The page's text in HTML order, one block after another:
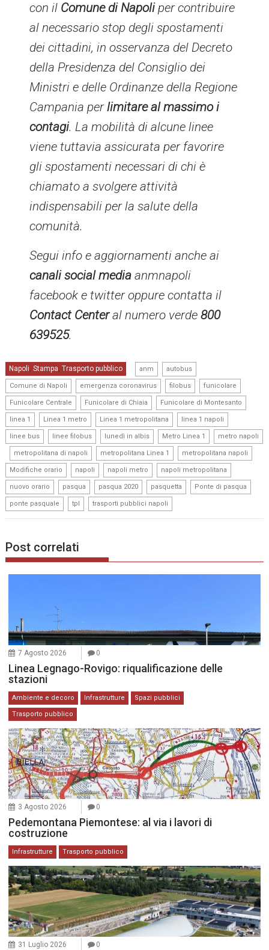
con il Comune di Napoliper contribuire
al necessario stop degli spostamenti
dei cittadini, in osservanza del Decreto
della Presidenza del Consiglio dei
Ministri e delle Ordinanze della Regione
Campania perlimitare al massimo i
contagi. La mobilità di alcune linee
viene tuttavia assicurata per favorire
gli spostamenti necessari di chi è
chiamato a svolgere attività
indispensabili per la salute della
comunità.
Segui info e aggiornamenti anche ai
canali social media anmnapoli
facebook e twitter oppure contatta il
Contact Centeral numero verde800
639525.
Napoli,Stampa, Trasporto pubblico anm autobus
Comune di Napoli emergenza coronavirus filobus funicolare
Funicolare Centrale Funicolare di Chiaia Funicolare di Montesanto
linea 1 Linea 1 metro Linea 1 metropolitana linea 1 napoli
linee bus linee filobus lunedì in albis Metro Linea 1 metro napoli
metropolitana di napoli metropolitana Linea 1 metropolitana napoli
Modifiche orario napoli napoli metro napoli metropolitana
nuovo orario pasqua pasqua 2020 pasquetta Ponte di pasqua
ponte pasquale tpl trasporti pubblici napoli
Post correlati
7 Agosto 2026 0
Linea Legnago-Rovigo: riqualificazione delle
stazioni
Ambiente e decoro Infrastrutture Spazi pubblici
Trasporto pubblico
3 Agosto 2026 0
Pedemontana Piemontese: al via i lavori di
costruzione
Infrastrutture Trasporto pubblico
31 Luglio 2026 0